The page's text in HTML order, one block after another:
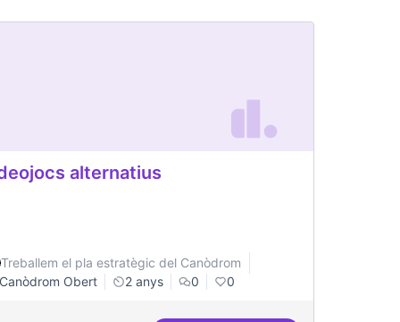
alternatius
Treballem el pla estratègic del Canòdrom
Canòdrom Obert
2 anys 0 0